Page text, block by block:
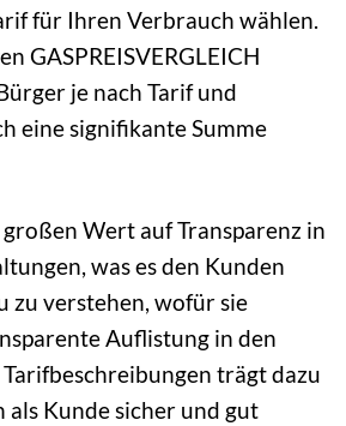
für Ihren Verbrauch wählen.
GASPREISVERGLEICH
je nach Tarif und
eine signifikante Summe
Wert auf Transparenz in
was es den Kunden
zu verstehen, wofür sie
Auflistung in den
trägt dazu
als Kunde sicher und gut